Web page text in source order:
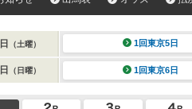
（土曜） 1回東京5日
（日曜） 1回東京6日